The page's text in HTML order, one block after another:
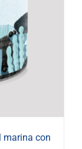
marina con